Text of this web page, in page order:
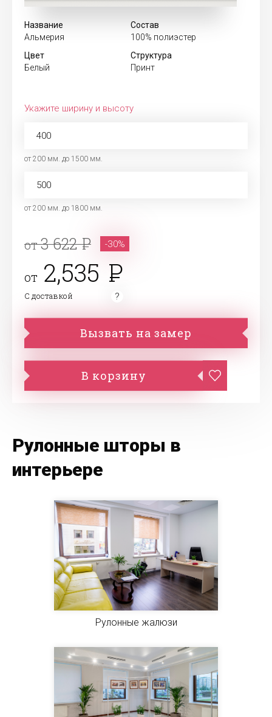
Название
Альмерия
Состав
100% полиэстер
Цвет
Белый
Структура
Принт
Укажите ширину и высоту
от 200 мм. до 1500 мм.
от 200 мм. до 1800 мм.
от3 622 -30%
от 2,535
С доставкой
Вызвать на замер
В корзину
Рулонные шторы в
интерьере
Рулонные жалюзи